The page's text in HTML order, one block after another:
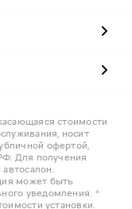
стоимости
носит
офертой,
Для получения
может быть
уведомления. *
установки.